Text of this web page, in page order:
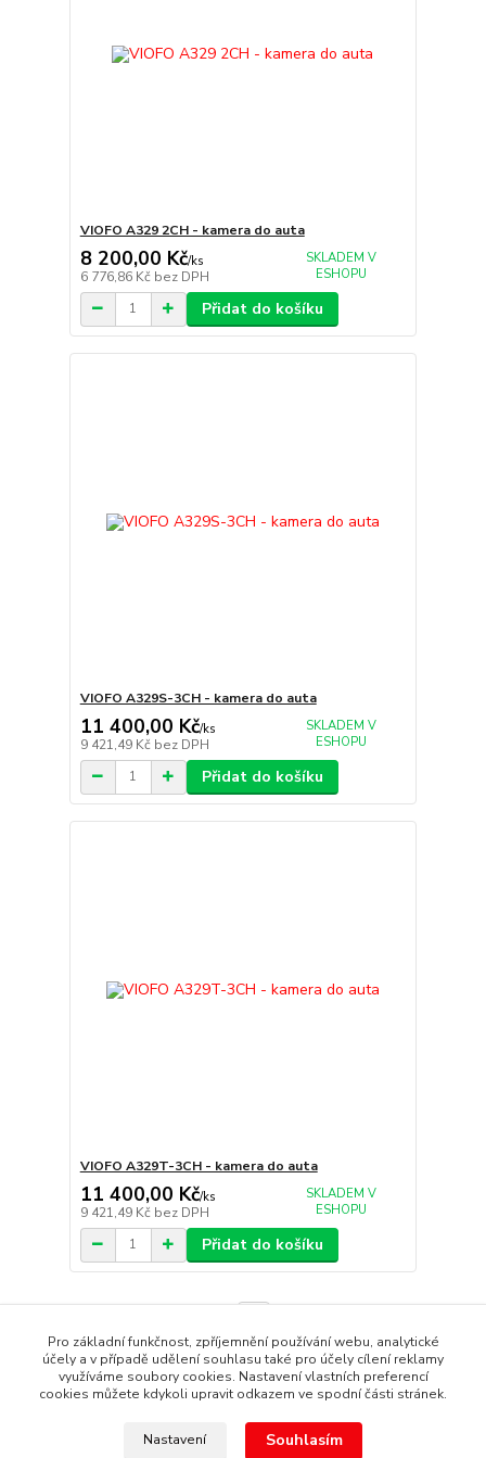
VIOFO A329 2CH - kamera do auta
8 200,00 Kč/ks
6 776,86 Kč bez DPH
SKLADEM V
ESHOPU
Přidat do košíku
VIOFO A329S-3CH - kamera do auta
11 400,00 Kč/ks
9 421,49 Kč bez DPH
SKLADEM V
ESHOPU
Přidat do košíku
VIOFO A329T-3CH - kamera do auta
11 400,00 Kč/ks
9 421,49 Kč bez DPH
SKLADEM V
ESHOPU
Přidat do košíku
Pro základní funkčnost, zpříjemnění používání webu, analytické
účely a v případě udělení souhlasu také pro účely cílení reklamy
využíváme soubory cookies. Nastavení vlastních preferencí
cookies můžete kdykoli upravit odkazem ve spodní části stránek.
Nastavení Souhlasím